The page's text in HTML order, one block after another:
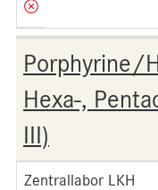
Porphyrine/
Hexa-,
III)
Zentrallabor LKH